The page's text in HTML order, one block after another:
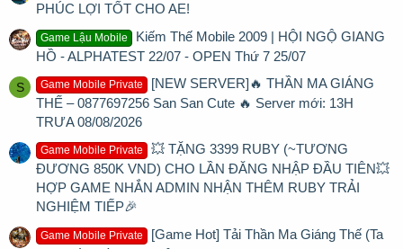
PHÚC LỢI TỐT CHO AE!
Game Lậu Mobile
Kiếm Thế Mobile 2009 | HỘI NGỘ GIANG
HỒ - ALPHATEST 22/07 - OPEN Thứ 7 25/07
S Game Mobile Private
[NEW SERVER]🔥 THẦN MA GIÁNG
THẾ – 0877697256 San San Cute 🔥 Server mới: 13H
TRƯA 08/08/2026
Game Mobile Private
💥 TẶNG 3399 RUBY (~TƯƠNG
ĐƯƠNG 850K VND) CHO LẦN ĐĂNG NHẬP ĐẦU TIÊN💥
HỢP GAME NHẮN ADMIN NHẬN THÊM RUBY TRẢI
NGHIỆM TIẾP🎉
Game Mobile Private
[Game Hot] Tải Thần Ma Giáng Thế (Ta